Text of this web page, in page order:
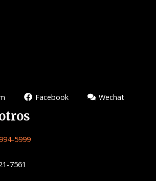
Facebook Wechat
5999
7561